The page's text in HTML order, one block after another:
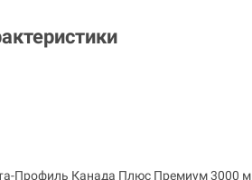
Профиль Канада Плюс Премиум 3000